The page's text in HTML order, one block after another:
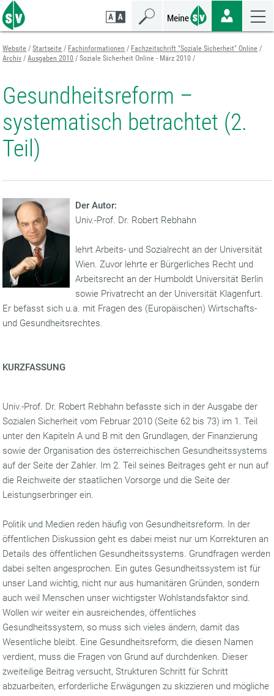
Zum
Seiteninhalt
springen
Zur
Navigation
springen
Zur
Mobilen
Navigation
springen
Website Startseite Fachinformationen
Fachzeitschrift "Soziale Sicherheit" Online
Archiv
Ausgaben 2010 Soziale Sicherheit Online - März 2010
Gesundheitsreform –
systematisch betrachtet (2.
Teil)
Der Autor:
Univ.-Prof. Dr. Robert Rebhahn
lehrt Arbeits- und Sozialrecht an der Universität
Wien. Zuvor lehrte er Bürgerliches Recht und
Arbeitsrecht an der Humboldt Universität Berlin
sowie Privatrecht an der Universität Klagenfurt.
Er befasst sich u.a. mit Fragen des (Europäischen) Wirtschafts-
und Gesundheitsrechtes.
KURZFASSUNG
Univ.-Prof. Dr. Robert Rebhahn befasste sich in der Ausgabe der
Sozialen Sicherheit vom Februar 2010 (Seite 62 bis 73) im 1. Teil
unter den Kapiteln A und B mit den Grundlagen, der Finanzierung
sowie der Organisation des österreichischen Gesundheitssystems
auf der Seite der Zahler. Im 2. Teil seines Beitrages geht er nun auf
die Reichweite der staatlichen Vorsorge und die Seite der
Leistungserbringer ein.
Politik und Medien reden häufig von Gesundheitsreform. In der
öffentlichen Diskussion geht es dabei meist nur um Korrekturen an
Details des öffentlichen Gesundheitssystems. Grundfragen werden
dabei selten angesprochen. Ein gutes Gesundheitssystem ist für
unser Land wichtig, nicht nur aus humanitären Gründen, sondern
auch weil Menschen unser wichtigster Wohlstandsfaktor sind.
Wollen wir weiter ein ausreichendes, öffentliches
Gesundheitssystem, so muss sich vieles ändern, damit das
Wesentliche bleibt. Eine Gesundheitsreform, die diesen Namen
verdient, muss die Fragen von Grund auf durchdenken. Dieser
zweiteilige Beitrag versucht, Strukturen Schritt für Schritt
abzuarbeiten, erforderliche Erwägungen zu skizzieren und mögliche